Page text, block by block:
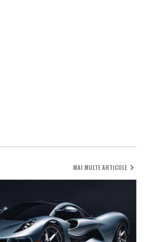
MAI MULTE ARTICOLE